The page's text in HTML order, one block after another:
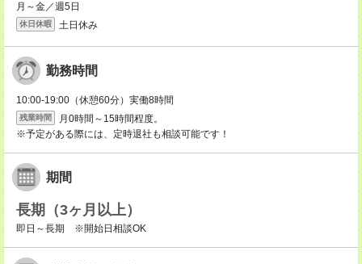
月～金／週5日
休日休暇 土日休み
勤務時間
10:00-19:00（休憩60分）実働8時間
残業時間
月0時間～15時間程度。
※予定がある際には、定時退社も相談可能です！
期間
長期（3ヶ月以上）
即日～長期 ※開始日相談OK